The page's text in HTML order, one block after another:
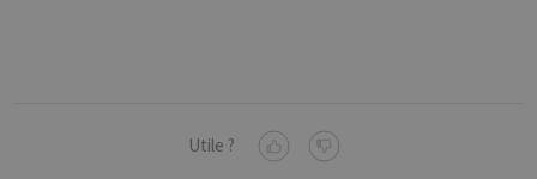
Utile ?